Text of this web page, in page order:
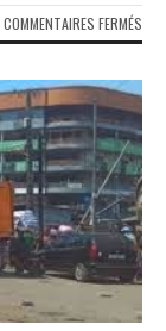
COMMENTAIRES FERMÉS
DE
:
SA